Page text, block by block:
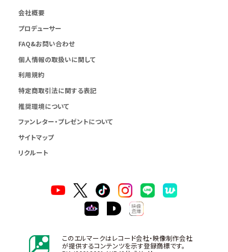
会社概要
プロデューサー
FAQ&お問い合わせ
個人情報の取扱いに関して
利用規約
特定商取引法に関する表記
推奨環境について
ファンレター・プレゼントについて
サイトマップ
リクルート
このエルマークはレコード会社・映像制作会社
が提供するコンテンツを示す登録商標です。